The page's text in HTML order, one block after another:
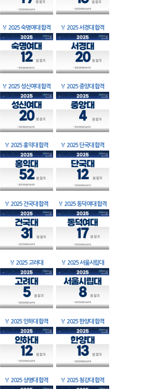
🏅 2025 숙명여대 합격 🏅 2025 서경대 합격
🏅 2025 성신여대 합격 🏅 2025 중앙대 합격
🏅 2025 홍익대 합격 🏅 2025 단국대 합격
🏅 2025 건국대 합격 🏅 2025 동덕여대 합격
🏅 2025 고려대 🏅 2025 서울시립대
🏅 2025 인하대 합격 🏅 2025 한양대 합격
🏅 2025 상명대 합격 🏅 2025 청강대 합격